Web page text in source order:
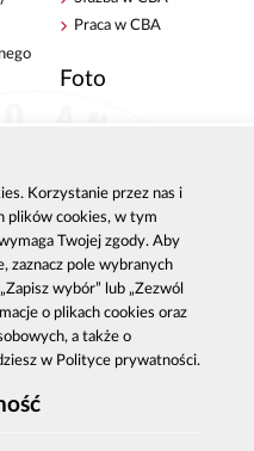
Praca w CBA
Foto
CBA w Warszawie
CBA
korupcję
- zgłoszenia zewnętrzne
Korzystanie przez nas i
plików cookies, w tym
Twojej zgody. Aby
zaznacz pole wybranych
wybór” lub „Zezwól
o plikach cookies oraz
a także o
w Polityce prywatności.